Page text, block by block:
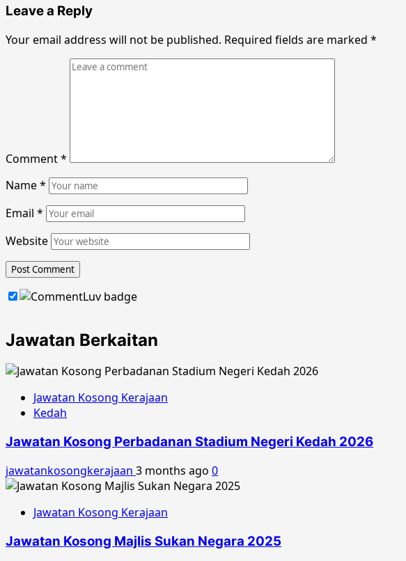
Leave a Reply
Your email address will not be published. Required fields are marked *
Comment*
Name*
Email *
Website
Jawatan Berkaitan
Jawatan Kosong Kerajaan
Kedah
Jawatan Kosong Perbadanan Stadium Negeri Kedah 2026
jawatankosongkerajaan 3 months ago 0
Jawatan Kosong Kerajaan
Jawatan Kosong Majlis Sukan Negara 2025